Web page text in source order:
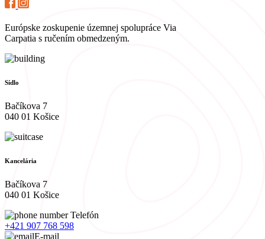
Európske zoskupenie územnej spolupráce Via
Carpatia s ručením obmedzeným.
Sídlo
Bačíkova 7
040 01 Košice
Kancelária
Bačíkova 7
040 01 Košice
Telefón
+421 907 768 598
E-mail